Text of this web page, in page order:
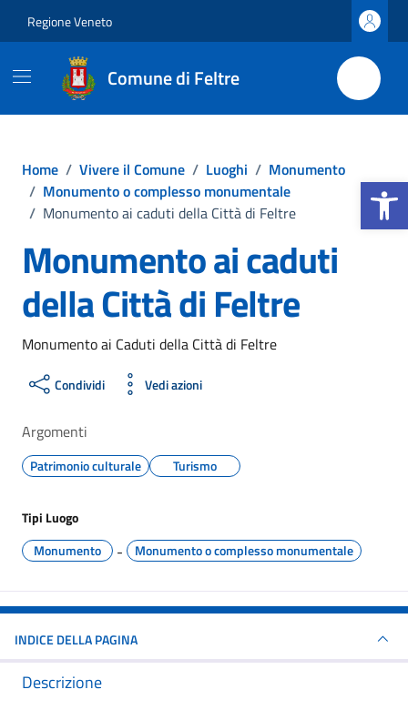
Apri la
Regione Veneto
Comune di Feltre
Home / Vivere il Comune / Luoghi / Monumento
/ Monumento o complesso monumentale
/ Monumento ai caduti della Città di Feltre
Monumento ai caduti
della Città di Feltre
Monumento ai Caduti della Città di Feltre
Condividi Vedi azioni
Argomenti
Patrimonio culturale Turismo
Tipi Luogo
Monumento
- Monumento o complesso monumentale
INDICE DELLA PAGINA
Descrizione